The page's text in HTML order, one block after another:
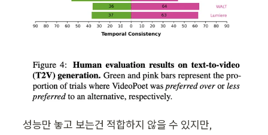
성능만 놓고 보는건 적합하지 않을 수 있지만,